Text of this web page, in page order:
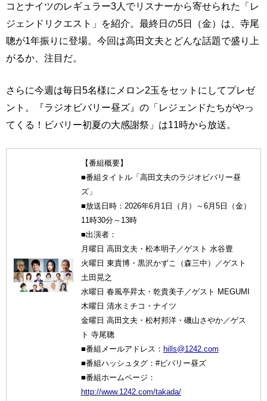
コとナイツのレギュラー3人でリスナーから寄せられた「レ
ジェンドリクエスト」を紹介。最終日の5日（金）は、寺尾
聰が1年振りに登場。今回は高田文夫とどんな話題で盛り上
がるか、注目だ。
さらに今週は毎日5名様にメロン2玉をセットにしてプレゼ
ント。『ラジオビバリー昼ズ』の「レジェンドたちがやっ
てくる！ビバリー初夏の大感謝祭」は11時から放送。
【番組概要】
■番組タイトル「高田文夫のラジオビバリー昼
ズ」
■放送日時：2026年6月1日（月）～6月5日（金）
11時30分～13時
■出演者：
月曜日 高田文夫・松本明子／ゲスト 水谷豊
火曜日 東貴博・黒沢かずこ（森三中）／ゲスト
土田晃之
水曜日 春風亭昇太・乾貴美子／ゲスト MEGUMI
木曜日 清水ミチコ・ナイツ
金曜日 高田文夫・松村邦洋・磯山さやか／ゲス
ト 寺尾聰
■番組メールアドレス： hills@1242.com
■番組ハッシュタグ：#ビバリー昼ズ
■番組ホームページ：
http://www.1242.com/takada/